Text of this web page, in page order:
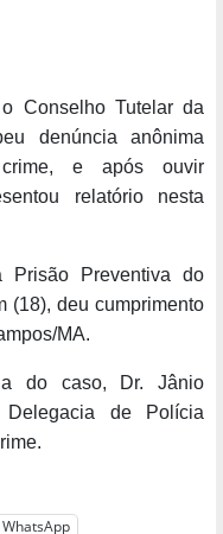
Conselho Tutelar da
denúncia anônima
e após ouvir
relatório nesta
Prisão Preventiva do
(18), deu cumprimento
MA.
do caso, Dr. Jânio
de Polícia
WhatsApp